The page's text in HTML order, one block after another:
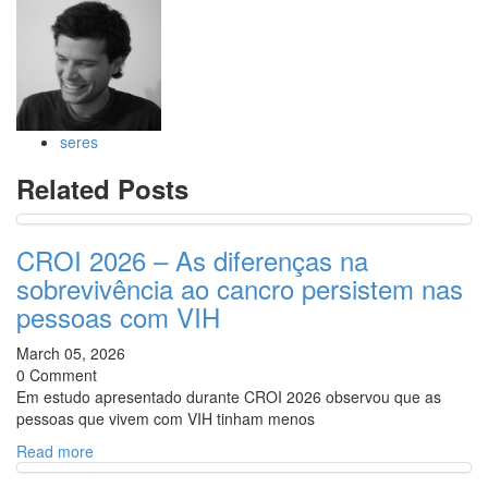
seres
Related Posts
CROI 2026 – As diferenças na
sobrevivência ao cancro persistem nas
pessoas com VIH
March 05, 2026
0 Comment
Em estudo apresentado durante CROI 2026 observou que as
pessoas que vivem com VIH tinham menos
Read more